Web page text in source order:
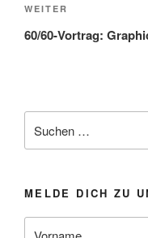
Nächster
Beitrag
WEITER
60/60-Vortrag:
nach:
MELDE DICH ZU